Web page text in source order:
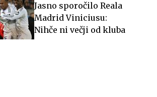
Jasno sporočilo Reala
Madrid Viniciusu:
Nihče ni večji od kluba